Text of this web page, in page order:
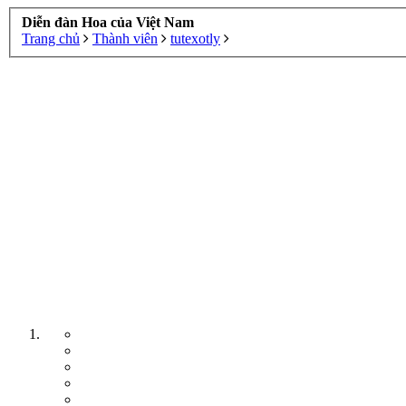
Diễn đàn Hoa của Việt Nam
Trang chủ
Thành viên tutexotly